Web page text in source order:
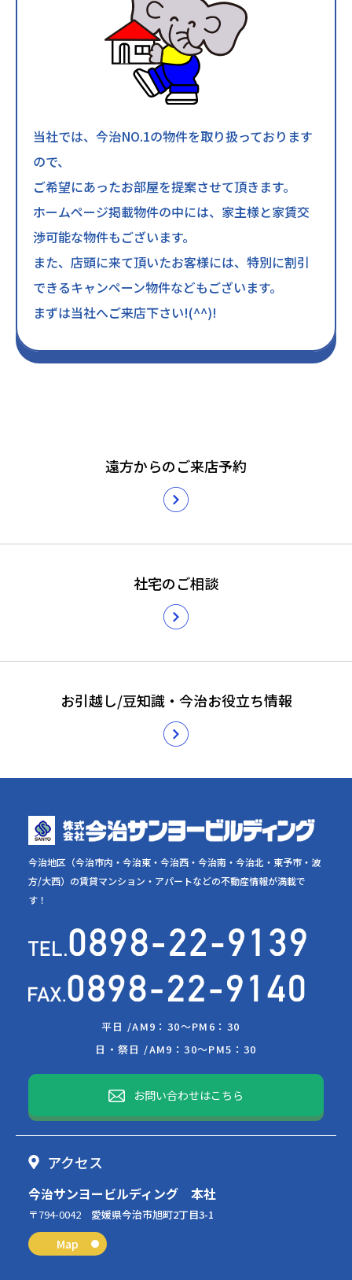
当社では、今治NO.1の物件を取り扱っております
ので、
ご希望にあったお部屋を提案させて頂きます。
ホームページ掲載物件の中には、家主様と家賃交
渉可能な物件もございます。
また、店頭に来て頂いたお客様には、特別に割引
できるキャンペーン物件などもございます。
まずは当社へご来店下さい!(^^)!
遠方からのご来店予約
社宅のご相談
お引越し/豆知識・今治お役立ち情報
今治地区（今治市内・今治東・今治西・今治南・今治北・東予市・波
方/大西）の賃貸マンション・アパートなどの不動産情報が満載で
す！
平日 /AM9：30～PM6：30
日・祭日 /AM9：30～PM5：30
お問い合わせはこちら
アクセス
今治サンヨービルディング 本社
〒794-0042 愛媛県今治市旭町2丁目3-1
Map